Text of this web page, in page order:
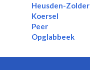
Heusden-Zolder
Koersel
Peer
Opglabbeek